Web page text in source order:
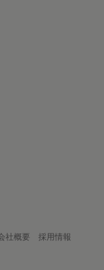
社概要
採用情報